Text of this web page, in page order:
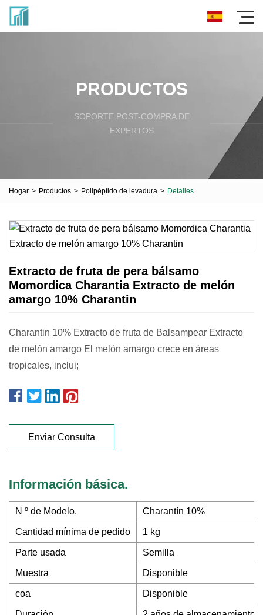
PRODUCTOS
SOPORTE POST-COMPRA DE
EXPERTOS
Hogar > Productos > Polipéptido de levadura > Detalles
Extracto de fruta de pera bálsamo
Momordica Charantia Extracto de melón
amargo 10% Charantin
Charantin 10% Extracto de fruta de Balsampear Extracto
de melón amargo El melón amargo crece en áreas
tropicales, inclui;
Enviar Consulta
Información básica.
N º de Modelo. Charantín 10%
Cantidad mínima de pedido 1 kg
Parte usada Semilla
Muestra Disponible
coa Disponible